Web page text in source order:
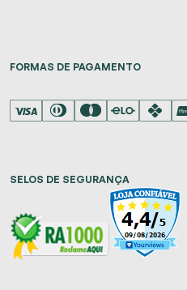
FORMAS DE PAGAMENTO
SELOS DE SEGURANÇA